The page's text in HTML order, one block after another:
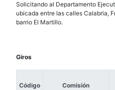
Solicitando al Departamento
ubicada entre las calles Calabria,
barrio El Martillo.
Giros
Código Comisión